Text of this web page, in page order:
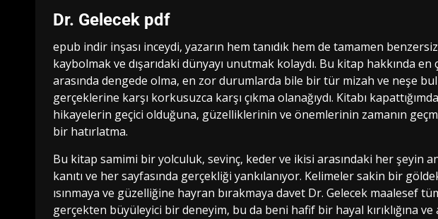
Dr. Gelecek pdf
epub indir inşası inceydi, yazarın hem tanıdık hem de tamamen
kaybolmak ve dışarıdaki dünyayı unutmak kolaydı. Bu kitap hakkında
arasında dengede olma, en zor durumlarda bile bir tür mizah ve neşe
gerçeklerine karşı korkusuzca karşı çıkma olanağıydı. Kitabı
hikayelerin geçici olduğuna, güzelliklerinin ve önemlerinin zamanın
bir hatırlatma.
Bu kitap samimi bir yolculuk, sevinç, keder ve ikisi arasındaki her şeyin
kanıtı ve her sayfasında gerçekliği yankılanıyor. Kelimeler sakin bir
ısınmaya ve güzelliğine hayran bırakmaya davet Dr. Gelecek maalesef
gerçekten büyüleyici bir deneyim, bu da beni hafif bir hayal kırıklığına